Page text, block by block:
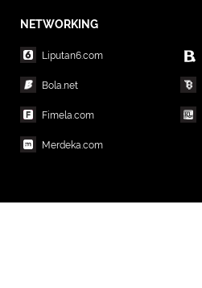
NETWORKING
Liputan6.com
Bola.net
Fimela.com
Merdeka.com